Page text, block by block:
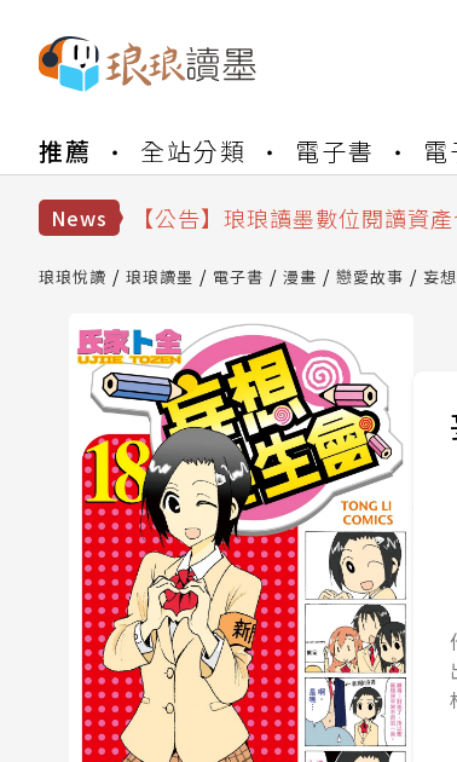
推薦 全站分類 電子書
News
【公告】因 Readmoo 讀墨系
【公告】琅琅讀墨書櫃開通常
【公告】琅琅書店服務升級重要
琅琅悅讀 琅琅讀墨 電子書 漫畫 戀愛故事 妄